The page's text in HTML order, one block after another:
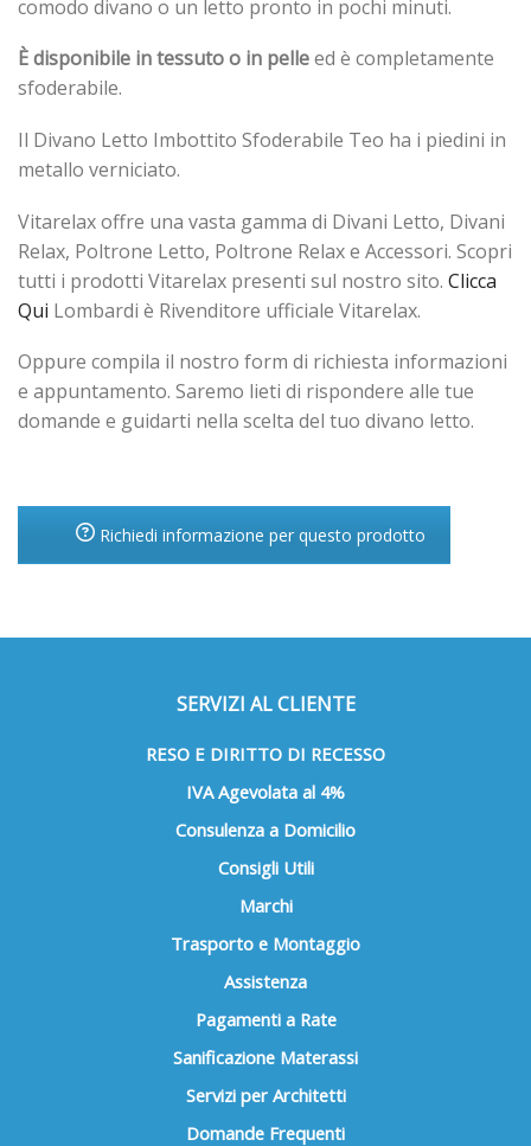
comodo divano o un letto pronto in pochi minuti.
È disponibile in tessuto o in pelleed è completamente
sfoderabile.
Il Divano Letto Imbottito Sfoderabile Teo ha i piedini in
metallo verniciato.
Vitarelax offre una vasta gamma di Divani Letto, Divani
Relax, Poltrone Letto, Poltrone Relax e Accessori. Scopri
tutti i prodotti Vitarelax presenti sul nostro sito. Clicca
Qui Lombardi è Rivenditore ufficiale Vitarelax.
Oppure compila il nostro form di richiesta informazioni
e appuntamento. Saremo lieti di rispondere alle tue
domande e guidarti nella scelta del tuo divano letto.
Richiedi informazione per questo prodotto
SERVIZI AL CLIENTE
RESO E DIRITTO DI RECESSO
IVA Agevolata al 4%
Consulenza a Domicilio
Consigli Utili
Marchi
Trasporto e Montaggio
Assistenza
Pagamenti a Rate
Sanificazione Materassi
Servizi per Architetti
Domande Frequenti